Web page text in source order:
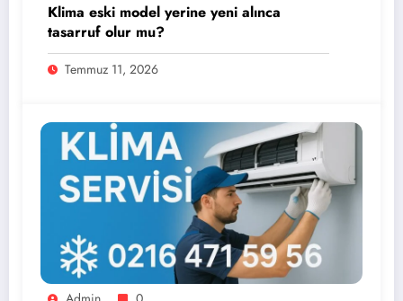
Klima eski model yerine yeni alınca
tasarruf olur mu?
Temmuz 11, 2026